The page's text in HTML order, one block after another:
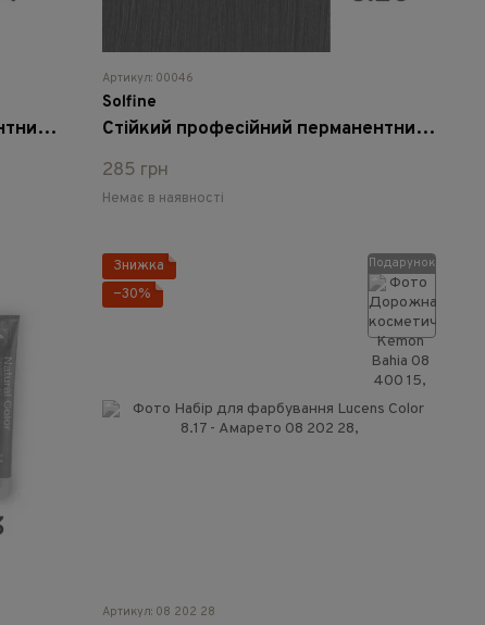
Стійкий професійний перманентний фарбник Solfine Natural Color 5.4 мідний світло-каштановий, 100 мл
Артикул: 00046
Solfine
Стійкий професійний перманентний фарбник Solfine Natural Color 5.20 - світлий каштаново-фіолетовий, 100 мл
285 грн
Немає в наявності
Подарунок
Знижка
−30%
Артикул: 08 202 28